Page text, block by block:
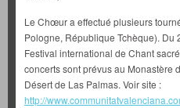
Le Chœur a effectué plusieurs
Pologne, République Tchèque). Du
Festival international de Chant
concerts sont prévus au Monastère
Désert de Las Palmas. Voir site :
http://